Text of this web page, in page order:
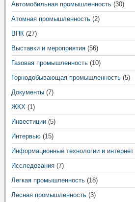
Автомобильная промышленность (30)
Атомная промышленность (2)
ВПК (27)
Выставки и мероприятия (56)
Газовая промышленность (10)
Горнодобывающая промышленность (5)
Документы (7)
ЖКХ (1)
Инвестиции (5)
Интервью (15)
Информационные технологии и интернет
Исследования (7)
Легкая промышленность (18)
Лесная промышленность (3)